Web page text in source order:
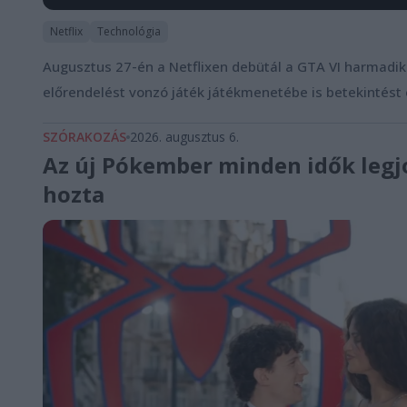
Netflix Technológia
Augusztus 27-én a Netflixen debütál a GTA VI
előrendelést vonzó játék játékmenetébe is betekintést
SZÓRAKOZÁS 2026. augusztus 6.
Az új Pókember minden idők
hozta